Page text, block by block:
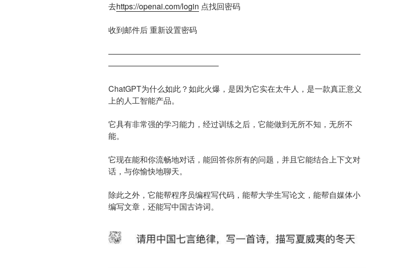
去https://openai.com/login 点找回密码
收到邮件后 重新设置密码
————————————————————————————————
——————————————
ChatGPT为什么如此？如此火爆，是因为它实在太牛人，是一款真正意义
上的人工智能产品。
它具有非常强的学习能力，经过训练之后，它能做到无所不知，无所不
能。
它现在能和你流畅地对话，能回答你所有的问题，并且它能结合上下文对
话，与你愉快地聊天。
除此之外，它能帮程序员编程写代码，能帮大学生写论文，能帮自媒体小
编写文章，还能写中国古诗词。